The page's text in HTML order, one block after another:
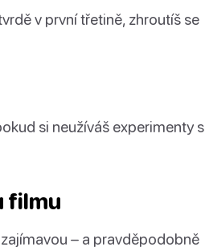
v první třetině, zhroutíš se
si neužíváš experimenty s
filmu
– a pravděpodobně